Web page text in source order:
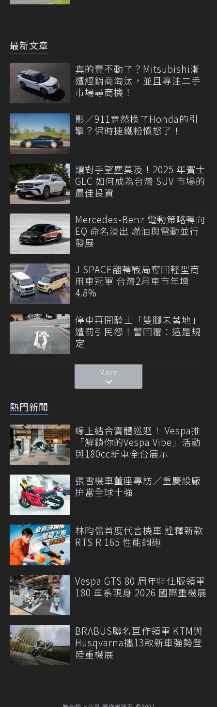
最新文章
真的賣不動了？Mitsubishi漸
遭經銷商淘汰，並且專注二手
市場尋商機！
影／911竟然換了Honda的引
擎？保時捷鐵粉憤怒了！
讓對手望塵莫及！2025 年賓士
GLC 如何成為台灣 SUV 市場的
最佳投資
Mercedes-Benz 電動策略轉向
EQ 命名淡出 燃油與電動並行
發展
J SPACE翻轉戰局奪回輕型商
用車冠軍 台灣2月車市年增
4.8%
停車再開騎士「雙腳未著地」
遭罰引民怨！警回覆：這是規
定
More
熱門新聞
線上結合實體巡迴！ Vespa推
「解鎖你的Vespa Vibe」活動
與180cc新車全台展示
張雪機車董座專訪／重慶設廠
拚當全球十強
林昀儒首度代言機車 詮釋新款
RTS R 165 性能鋼砲
Vespa GTS 80 周年特仕版領軍
180 車系現身 2026 國際重機展
BRABUS聯名巨作領軍 KTM與
Husqvarna攜13款新車強勢登
陸重機展